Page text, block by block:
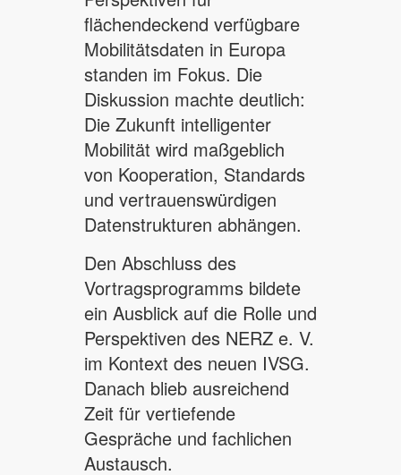
flächendeckend verfügbare
Mobilitätsdaten in Europa
standen im Fokus. Die
Diskussion machte deutlich:
Die Zukunft intelligenter
Mobilität wird maßgeblich
von Kooperation, Standards
und vertrauenswürdigen
Datenstrukturen abhängen.
Den Abschluss des
Vortragsprogramms bildete
ein Ausblick auf die Rolle und
Perspektiven des NERZ e. V.
im Kontext des neuen IVSG.
Danach blieb ausreichend
Zeit für vertiefende
Gespräche und fachlichen
Austausch.